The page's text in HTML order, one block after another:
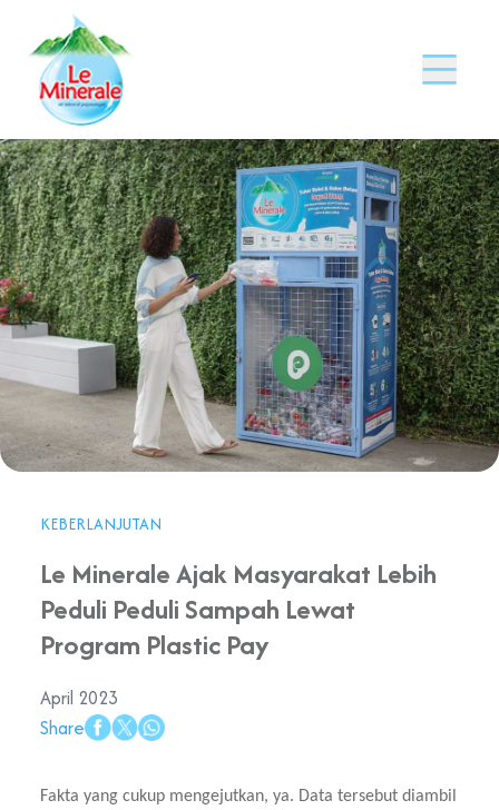
KEBERLANJUTAN
Le Minerale Ajak Masyarakat Lebih
Peduli Peduli Sampah Lewat
Program Plastic Pay
April 2023
Share
Fakta yang cukup mengejutkan, ya. Data tersebut diambil